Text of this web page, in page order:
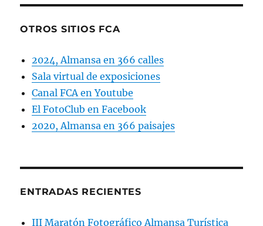
OTROS SITIOS FCA
2024, Almansa en 366 calles
Sala virtual de exposiciones
Canal FCA en Youtube
El FotoClub en Facebook
2020, Almansa en 366 paisajes
ENTRADAS RECIENTES
III Maratón Fotográfico Almansa Turística